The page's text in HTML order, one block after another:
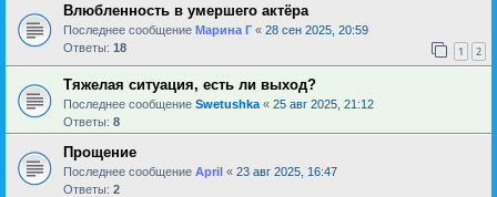
Влюбленность в умершего актёра
Последнее сообщение Марина Г « 28 сен 2025, 20:59
Ответы: 18 1 2
Тяжелая ситуация, есть ли выход?
Последнее сообщение Swetushka « 25 авг 2025, 21:12
Ответы: 8
Прощение
Последнее сообщение April « 23 авг 2025, 16:47
Ответы: 2